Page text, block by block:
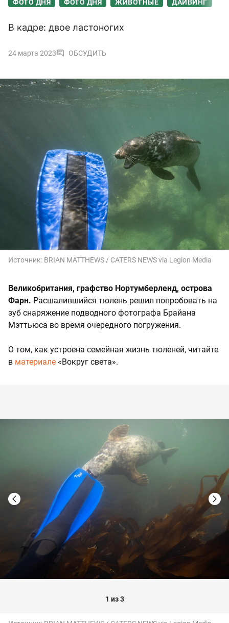
ФОТО ДНЯ ФОТО ДНЯ ЖИВОТНЫЕ ДАЙВИНГ
В кадре: двое ластоногих
24 марта 2023 ОБСУДИТЬ
Источник: BRIAN MATTHEWS / CATERS NEWS via Legion Media
Великобритания, графство Нортумберленд, острова
Фарн. Расшалившийся тюлень решил попробовать на
зуб снаряжение подводного фотографа Брайана
Мэттьюса во время очередного погружения.
О том, как устроена семейная жизнь тюленей, читайте
в материале «Вокруг света».
1 из 3